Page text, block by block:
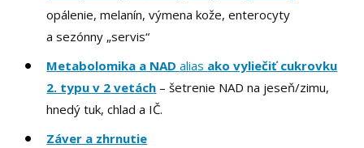
opálenie, melanín, výmena kože, enterocyty
a sezónny „servis“
Metabolomika a NADalias ako vyliečiť cukrovku
2. typu v 2 vetách – šetrenie NAD na jeseň/zimu,
hnedý tuk, chlad a IČ.
Záver a zhrnutie